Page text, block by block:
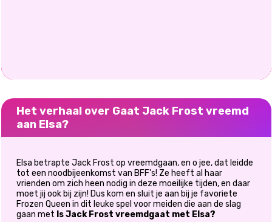
Het verhaal over Gaat Jack Frost vreemd
aan Elsa?
Elsa betrapte Jack Frost op vreemdgaan, en o jee, dat leidde
tot een noodbijeenkomst van BFF's! Ze heeft al haar
vrienden om zich heen nodig in deze moeilijke tijden, en daar
moet jij ook bij zijn! Dus kom en sluit je aan bij je favoriete
Frozen Queen in dit leuke spel voor meiden die aan de slag
gaan met Is Jack Frost vreemdgaat met Elsa?